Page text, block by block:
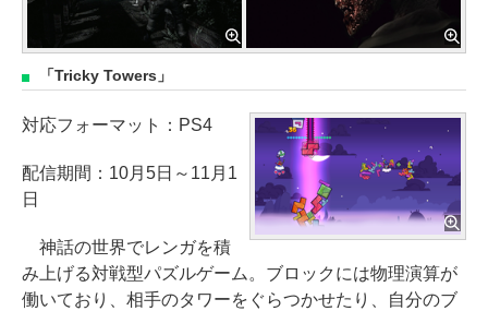
「Tricky Towers」
対応フォーマット：PS4
配信期間：10月5日～11月1
日
神話の世界でレンガを積
み上げる対戦型パズルゲーム。ブロックには物理演算が
働いており、相手のタワーをぐらつかせたり、自分のブ